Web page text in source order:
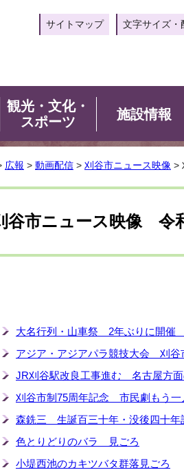
サイトマップ 文字サイズ・
観光・文化・
スポーツ
施設情報
広報 > 動画配信 > 刈谷市ニュース映像 >
谷市ニュース映像 令
大名行列・山車祭 2年ぶりに開催
アジア・アジアパラ競技大会 刈谷
JR刈谷駅改良工事進む 名古屋方面
刈谷市制75周年記念 市民劇もう一
森銑三 生誕百三十年・没後四十年
色とりどりのバラ 見ごろ
小堤西池のカキツバタ群落見ごろ